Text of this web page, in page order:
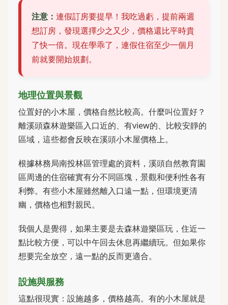
注意： 連假訂房要提早！我吃過虧，提前兩週
想訂房，發現選擇少之又少，價格還比平時貴
了快一倍。現在學乖了，連假住宿至少一個月
前就要開始規劃。
地理位置與景觀
位置好的小木屋，價格自然比較高。什麼叫位置好？
離溪頭森林遊樂區入口近的、有view的、比較安靜的
區域，這些都會反映在溪頭小木屋價格上。
根據林務局南投林區管理處的資料，溪頭自然教育園
區周邊的住宿確實有分不同區塊，景觀和便利性各有
利弊。有些小木屋雖然離入口遠一點，但環境更清
幽，價格也相對親民。
我個人是覺得，如果主要是去森林遊樂區玩，住近一
點比較方便，可以中午回去休息再繼續玩。但如果你
想要完全放空，遠一點的反而更適合。
設施與服務
這點很現實：設施越多，價格越高。有的小木屋就是